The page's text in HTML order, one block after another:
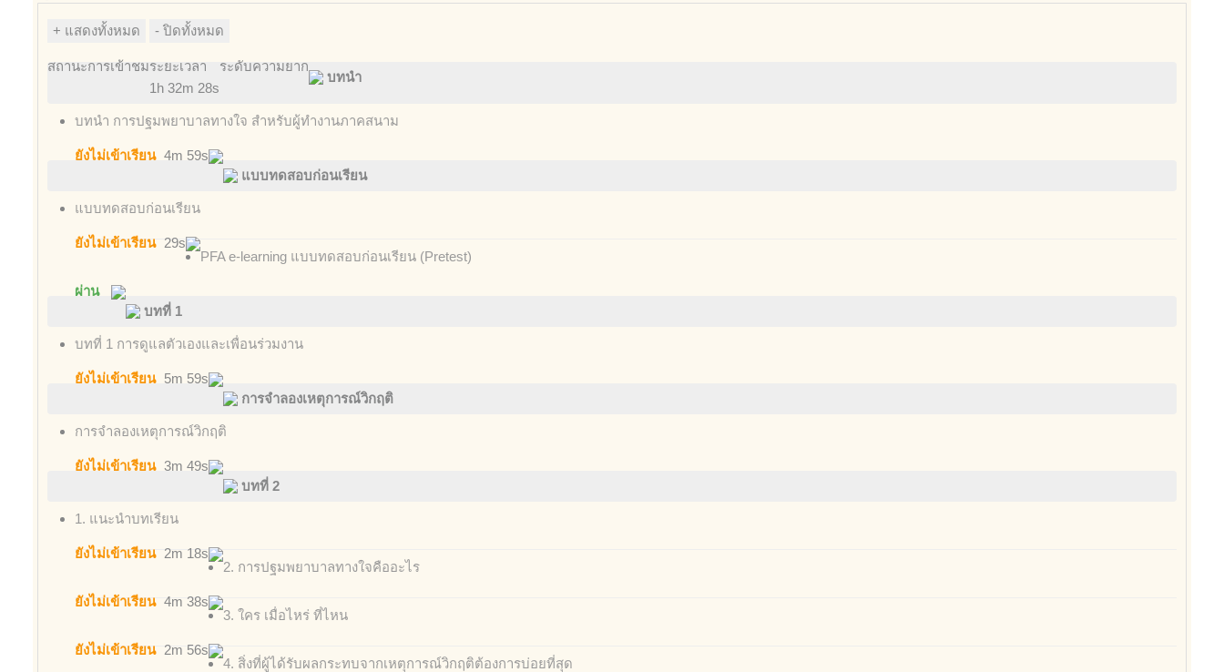
สถานะการเข้าชมระยะเวลา
1h 32m 28s
ระดับความยาก
บทนำ
บทนำ การปฐมพยาบาลทางใจ สำหรับผู้ทำงานภาคสนาม
ยังไม่เข้าเรียน 4m 59s
แบบทดสอบก่อนเรียน
แบบทดสอบก่อนเรียน
ยังไม่เข้าเรียน 29s
PFA e-learning แบบทดสอบก่อนเรียน (Pretest)
ผ่าน
บทที่ 1
บทที่ 1 การดูแลตัวเองและเพื่อนร่วมงาน
ยังไม่เข้าเรียน 5m 59s
การจำลองเหตุการณ์วิกฤติ
การจำลองเหตุการณ์วิกฤติ
ยังไม่เข้าเรียน 3m 49s
บทที่ 2
1. แนะนำบทเรียน
ยังไม่เข้าเรียน 2m 18s
2. การปฐมพยาบาลทางใจคืออะไร
ยังไม่เข้าเรียน 4m 38s
3. ใคร เมื่อไหร่ ที่ไหน
ยังไม่เข้าเรียน 2m 56s
4. สิ่งที่ผู้ได้รับผลกระทบจากเหตุการณ์วิกฤติต้องการบ่อยที่สุด